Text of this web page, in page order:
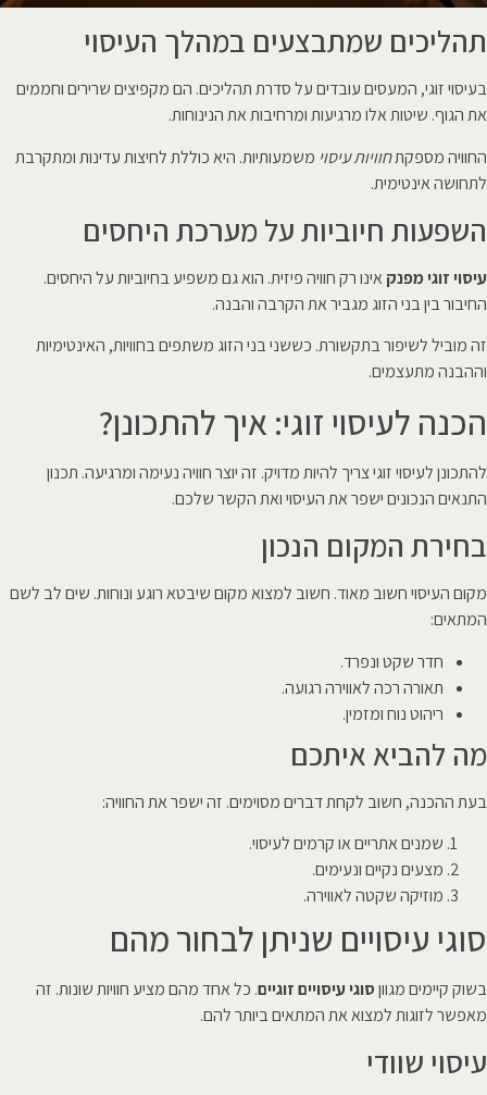
תהליכים שמתבצעים במהלך העיסוי
בעיסוי זוגי, המעסים עובדים על סדרת תהליכים. הם מקפיצים שרירים וחממים
את הגוף. שיטות אלו מרגיעות ומרחיבות את הנינוחות.
החוויה מספקתחוויות עיסוי משמעותיות. היא כוללת לחיצות עדינות ומתקרבת
לתחושה אינטימית.
השפעות חיוביות על מערכת היחסים
עיסוי זוגי מפנק אינו רק חוויה פיזית. הוא גם משפיע בחיוביות על היחסים.
החיבור בין בני הזוג מגביר את הקרבה והבנה.
זה מוביל לשיפור בתקשורת. כששני בני הזוג משתפים בחוויות, האינטימיות
וההבנה מתעצמים.
הכנה לעיסוי זוגי: איך להתכונן?
להתכונן לעיסוי זוגי צריך להיות מדויק. זה יוצר חוויה נעימה ומרגיעה. תכנון
התנאים הנכונים ישפר את העיסוי ואת הקשר שלכם.
בחירת המקום הנכון
מקום העיסוי חשוב מאוד. חשוב למצוא מקום שיבטא רוגע ונוחות. שים לב לשם
המתאים:
חדר שקט ונפרד.
תאורה רכה לאווירה רגועה.
ריהוט נוח ומזמין.
מה להביא איתכם
בעת ההכנה, חשוב לקחת דברים מסוימים. זה ישפר את החוויה:
שמנים אתריים או קרמים לעיסוי.
מצעים נקיים ונעימים.
מוזיקה שקטה לאווירה.
סוגי עיסויים שניתן לבחור מהם
בשוק קיימים מגווןסוגי עיסויים זוגיים. כל אחד מהם מציע חוויות שונות. זה
מאפשר לזוגות למצוא את המתאים ביותר להם.
עיסוי שוודי